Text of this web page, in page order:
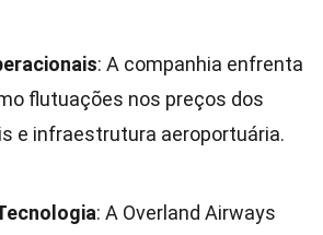
: A companhia enfrenta
flutuações nos preços dos
e infraestrutura aeroportuária.
: A Overland Airways